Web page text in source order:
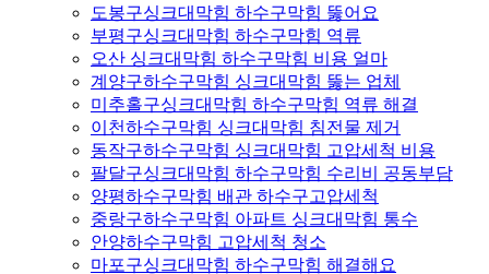
도봉구싱크대막힘 하수구막힘 뚫어요
부평구싱크대막힘 하수구막힘 역류
오산 싱크대막힘 하수구막힘 비용 얼마
계양구하수구막힘 싱크대막힘 뚫는 업체
미추홀구싱크대막힘 하수구막힘 역류 해결
이천하수구막힘 싱크대막힘 침전물 제거
동작구하수구막힘 싱크대막힘 고압세척 비용
팔달구싱크대막힘 하수구막힘 수리비 공동부담
양평하수구막힘 배관 하수구고압세척
중랑구하수구막힘 아파트 싱크대막힘 통수
안양하수구막힘 고압세척 청소
마포구싱크대막힘 하수구막힘 해결해요